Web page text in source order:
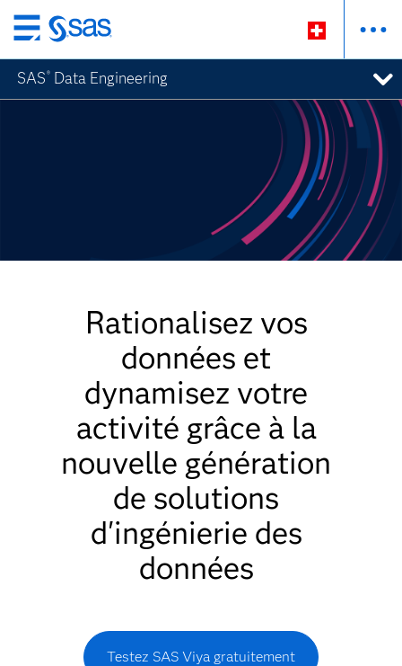
Passer
au
contenu
principal
SAS ® Data Engineering
Rationalisez vos
données et
dynamisez votre
activité grâce à la
nouvelle génération
de solutions
d'ingénierie des
données
Testez SAS Viya gratuitement